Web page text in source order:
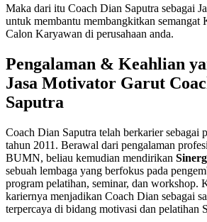
Maka dari itu Coach Dian Saputra sebagai
untuk membantu membangkitkan semangat
Calon Karyawan di perusahaan anda.
Pengalaman & Keahlian
Jasa Motivator Garut
Saputra
Coach Dian Saputra telah berkarier sebagai
tahun 2011. Berawal dari pengalaman
BUMN, beliau kemudian mendirikan
sebuah lembaga yang berfokus pada
program pelatihan, seminar, dan workshop.
kariernya menjadikan Coach Dian sebagai
terpercaya di bidang motivasi dan pelatihan